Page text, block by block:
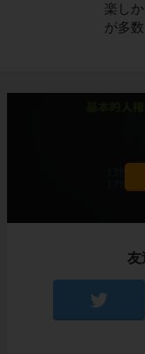
楽し
が多数
友